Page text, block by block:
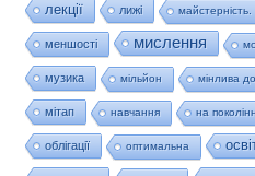
лекції лижі майстерність.
меншості мислення
музика мільйон мінлива
мітап навчання на
облігації оптимальна